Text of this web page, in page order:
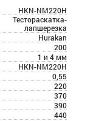
HKN-NM220H
Тестораскатка-
лапшерезка
Hurakan
200
1 и 4 мм
HKN-NM220H
0,55
220
370
390
440